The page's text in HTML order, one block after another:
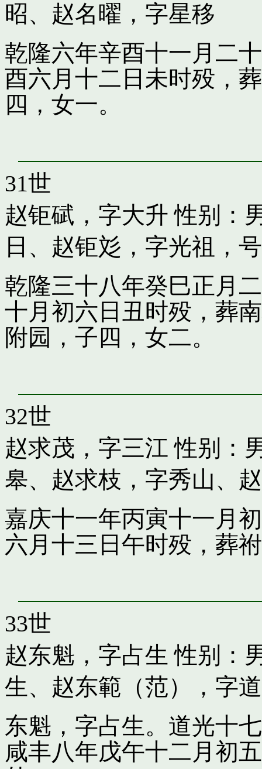
昭、 赵名曜，字星移
乾隆六年辛酉十一月二
酉六月十二日未时殁，
四，女一。
31世
赵钜碔，字大升 性别：
日 、 赵钜彣，字光祖，
乾隆三十八年癸巳正月
十月初六日丑时殁，葬
附园，子四，女二。
32世
赵求茂，字三江 性别：
皋、 赵求枝，字秀山、
嘉庆十一年丙寅十一月
六月十三日午时殁，葬
33世
赵东魁，字占生 性别：
生、 赵东範（范），字
东魁，字占生。道光十
咸丰八年戊午十二月初